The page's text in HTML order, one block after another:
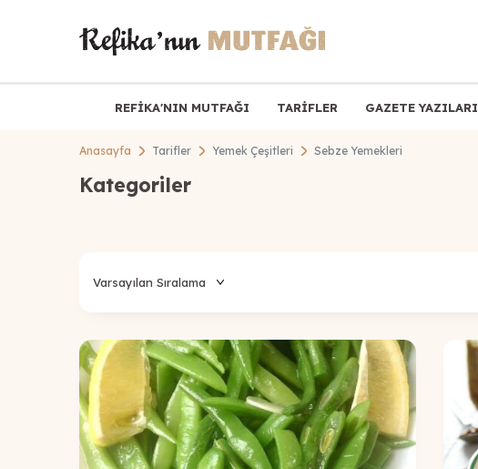
REFİKA'NIN MUTFAĞI TARİFLER GAZETE YAZILARI
Anasayfa Tarifler Yemek Çeşitleri Sebze Yemekleri
Kategoriler